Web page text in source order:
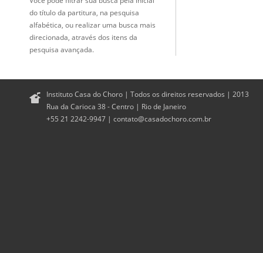
do título da partitura, na pesquisa
alfabética, ou realizar uma busca mais
direcionada, através dos itens da
pesquisa avançada.
Instituto Casa do Choro | Todos os direitos reservados | 2013
Rua da Carioca 38 - Centro | Rio de Janeiro
+55 21 2242-9947 | contato@casadochoro.com.br